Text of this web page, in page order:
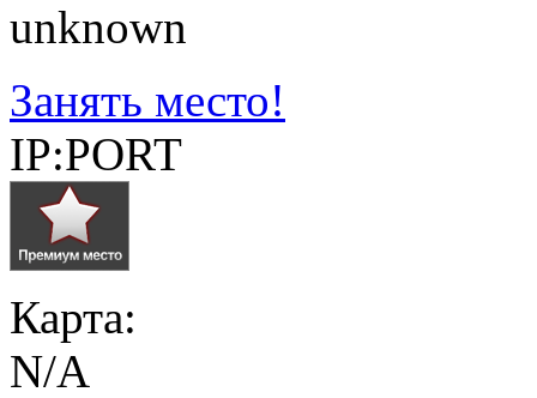
unknown
Занять место!
IP:PORT
Карта:
N/A